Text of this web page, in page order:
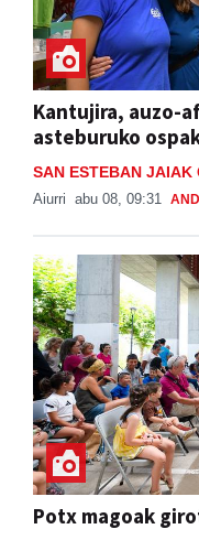
Kantujira, auzo-
asteburuko
SAN ESTEBAN JAIAK
Aiurri abu 08, 09:31
Potx magoak